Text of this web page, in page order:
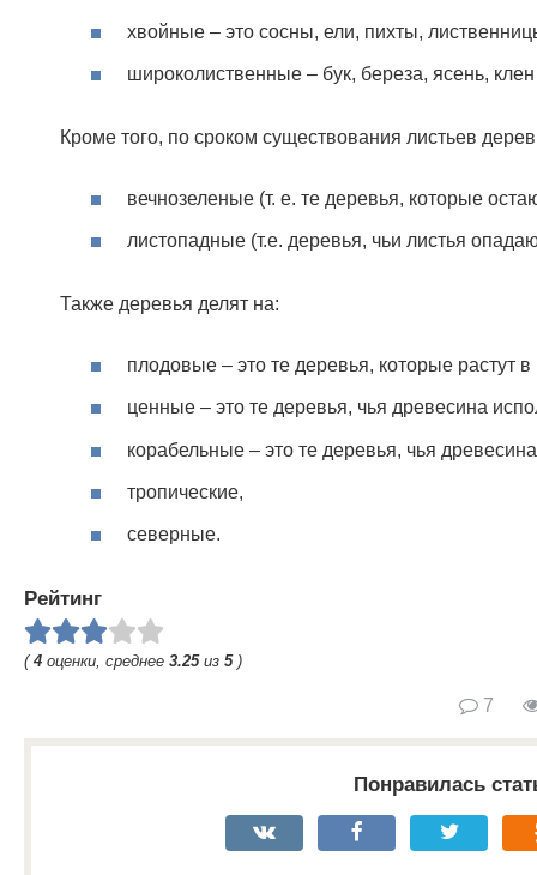
хвойные – это сосны, ели, пихты,
широколиственные – бук, береза, ясень,
Кроме того, по сроком существования листьев
вечнозеленые (т. е. те деревья, которые
листопадные (т.е. деревья, чьи листья
Также деревья делят на:
плодовые – это те деревья, которые растут
ценные – это те деревья, чья древесина
корабельные – это те деревья, чья
тропические,
северные.
Рейтинг
( 4 оценки, среднее 3.25из 5)
7
Понравилась